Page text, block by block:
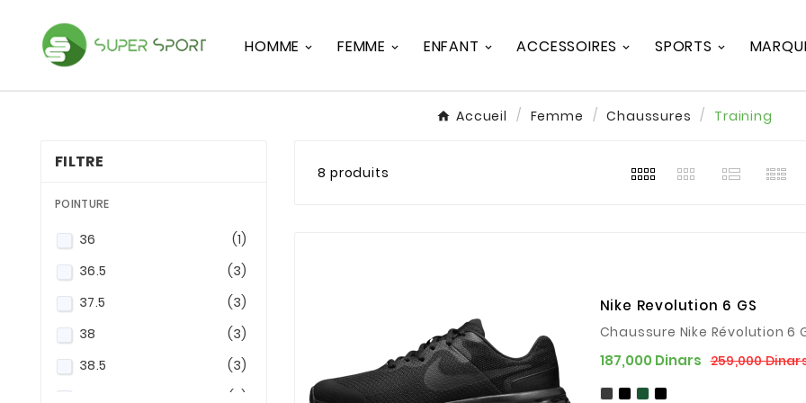
HOMME FEMME ENFANT ACCESSOIRES SPORTS
Accueil Femme Chaussures Training
FILTRE
POINTURE
36
(1)
36.5
(3)
37.5
(3)
38
(3)
38.5
(3)
(2)
8 produits
Nike Revolution 6 GS
Chaussure Nike Révolution 6
187,000 Dinars 259,000